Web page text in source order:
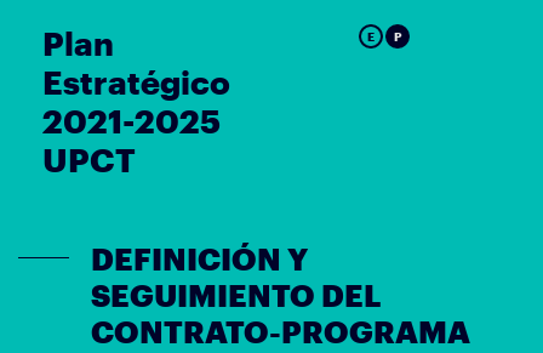
Plan
Estratégico
2021-2025
UPCT
E P
DEFINICIÓN Y
SEGUIMIENTO DEL
CONTRATO-PROGRAMA